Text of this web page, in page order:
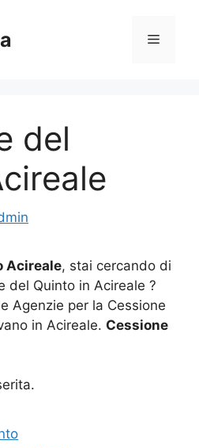
Menu
del
Acireale, stai cercando di
del Quinto in Acireale ?
Agenzie per la Cessione
in Acireale. Cessione